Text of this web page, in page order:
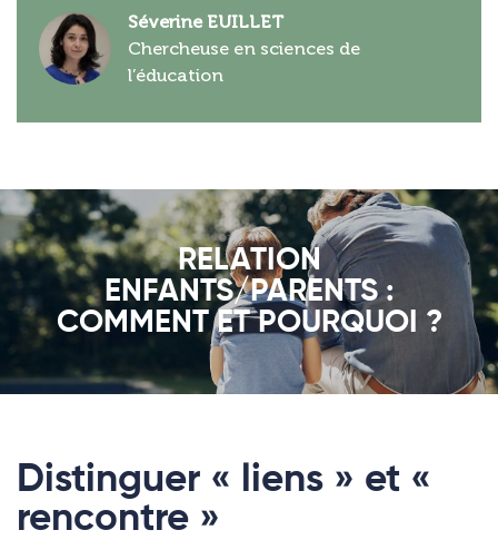
Séverine EUILLET
Chercheuse en sciences de
l’éducation
RELATION
ENFANTS/PARENTS :
COMMENT ET POURQUOI ?
Distinguer « liens » et «
rencontre »